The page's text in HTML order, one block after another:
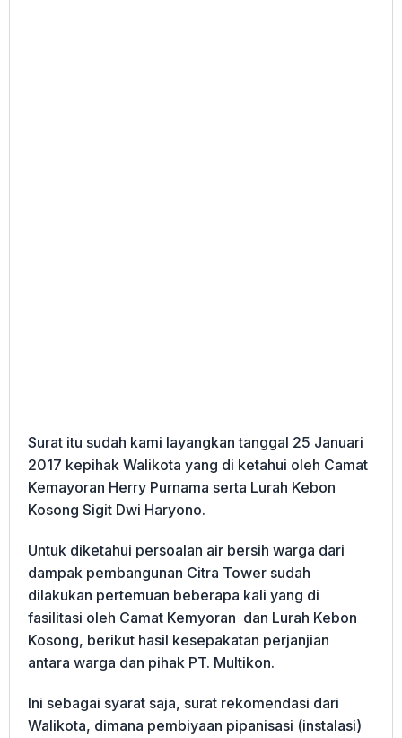
Surat itu sudah kami layangkan tanggal 25 Januari
2017 kepihak Walikota yang di ketahui oleh Camat
Kemayoran Herry Purnama serta Lurah Kebon
Kosong Sigit Dwi Haryono.
Untuk diketahui persoalan air bersih warga dari
dampak pembangunan Citra Tower sudah
dilakukan pertemuan beberapa kali yang di
fasilitasi oleh Camat Kemyoran dan Lurah Kebon
Kosong, berikut hasil kesepakatan perjanjian
antara warga dan pihak PT. Multikon.
Ini sebagai syarat saja, surat rekomendasi dari
Walikota, dimana pembiyaan pipanisasi (instalasi)